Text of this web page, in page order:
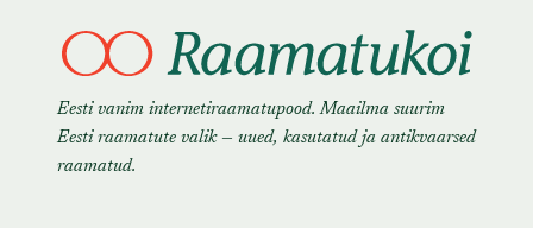
Eesti vanim internetiraamatupood. Maailma suurim
Eesti raamatute valik — uued, kasutatud ja antikvaarsed
raamatud.